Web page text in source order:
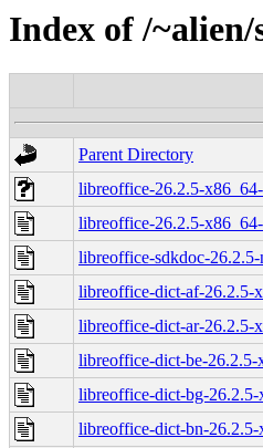
Index of /
Parent Directory
libreoffice-26.2.5-
libreoffice-26.2.5-
libreoffice-sdkdoc-
libreoffice-dict-af-26.2.5-
libreoffice-dict-ar-26.2.5-
libreoffice-dict-be-
libreoffice-dict-bg-
libreoffice-dict-bn-